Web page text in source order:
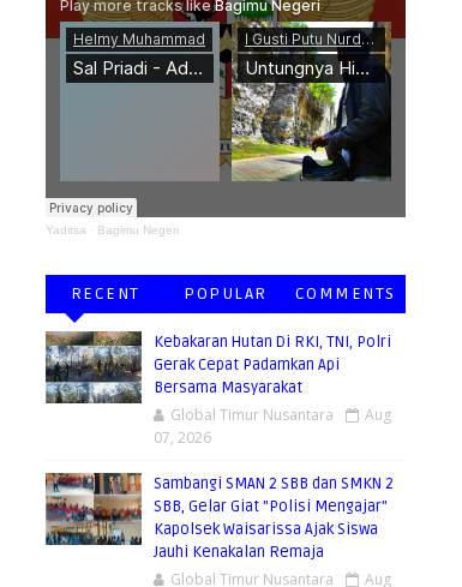
Yaditsa · Bagimu Negeri
RECENT POPULAR COMMENTS
Kebakaran Hutan Di RKI, TNI, Polri
Gerak Cepat Padamkan Api
Bersama Masyarakat
Global Timur Nusantara
Aug
07, 2026
Sambangi SMAN 2 SBB dan SMKN 2
SBB, Gelar Giat "Polisi Mengajar"
Kapolsek Waisarissa Ajak Siswa
Jauhi Kenakalan Remaja
Global Timur Nusantara Aug